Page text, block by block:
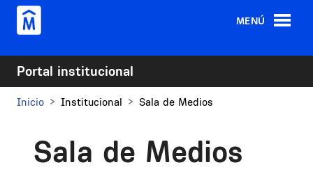
Pasar al contenido principal
MENÚ
Portal institucional
Inicio Institucional Sala de Medios
Sala de Medios